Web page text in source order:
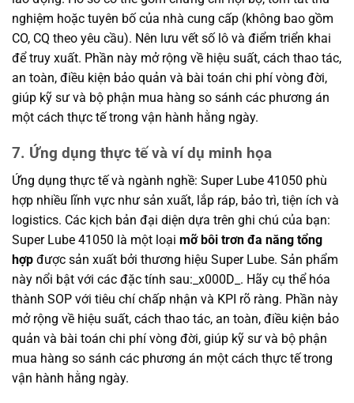
nghiệm hoặc tuyên bố của nhà cung cấp (không bao gồm
CO, CQ theo yêu cầu). Nên lưu vết số lô và điểm triển khai
để truy xuất. Phần này mở rộng về hiệu suất, cách thao tác,
an toàn, điều kiện bảo quản và bài toán chi phí vòng đời,
giúp kỹ sư và bộ phận mua hàng so sánh các phương án
một cách thực tế trong vận hành hằng ngày.
7. Ứng dụng thực tế và ví dụ minh họa
Ứng dụng thực tế và ngành nghề: Super Lube 41050 phù
hợp nhiều lĩnh vực như sản xuất, lắp ráp, bảo trì, tiện ích và
logistics. Các kịch bản đại diện dựa trên ghi chú của bạn:
Super Lube 41050 là một loại mỡ bôi trơn đa năng tổng
hợp được sản xuất bởi thương hiệu Super Lube. Sản phẩm
này nổi bật với các đặc tính sau:_x000D_. Hãy cụ thể hóa
thành SOP với tiêu chí chấp nhận và KPI rõ ràng. Phần này
mở rộng về hiệu suất, cách thao tác, an toàn, điều kiện bảo
quản và bài toán chi phí vòng đời, giúp kỹ sư và bộ phận
mua hàng so sánh các phương án một cách thực tế trong
vận hành hằng ngày.